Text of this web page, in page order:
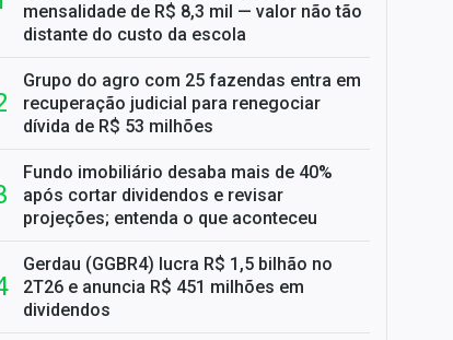
mensalidade de R$ 8,3 mil — valor não tão
distante do custo da escola
Grupo do agro com 25 fazendas entra em
recuperação judicial para renegociar
dívida de R$ 53 milhões
Fundo imobiliário desaba mais de 40%
após cortar dividendos e revisar
projeções; entenda o que aconteceu
Gerdau (GGBR4) lucra R$ 1,5 bilhão no
2T26 e anuncia R$ 451 milhões em
dividendos